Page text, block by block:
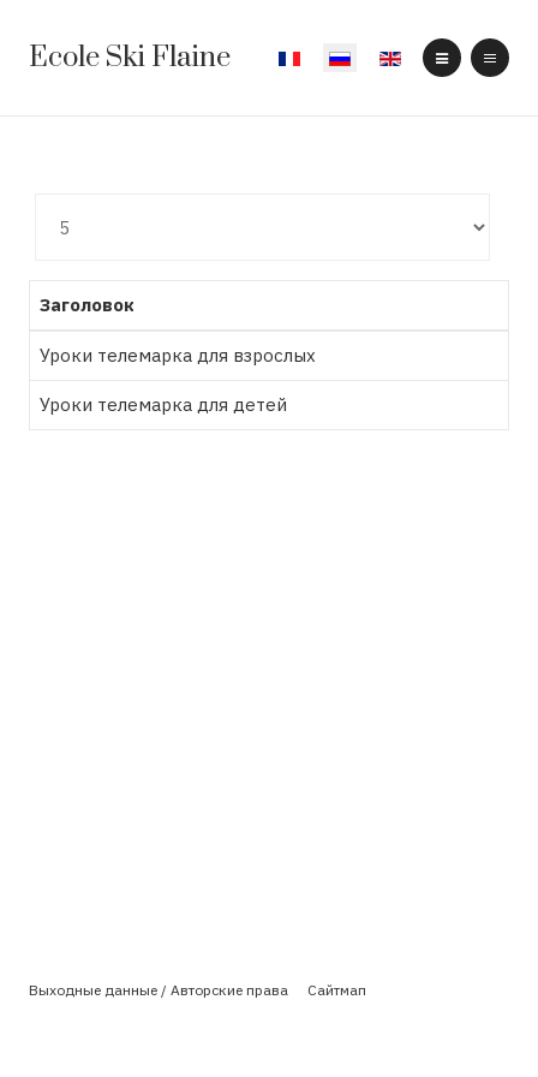
Ecole Ski Flaine Выберите язык
Заголовок
Уроки телемарка для взрослых
Уроки телемарка для детей
Выходные данные / Авторские права Сайтмап